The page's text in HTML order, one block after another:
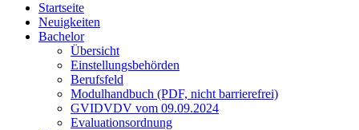
Startseite
Neuigkeiten
Bachelor
Übersicht
Einstellungsbehörden
Berufsfeld
Modulhandbuch (PDF, nicht barrierefrei)
GVIDVDV vom 09.09.2024
Evaluationsordnung